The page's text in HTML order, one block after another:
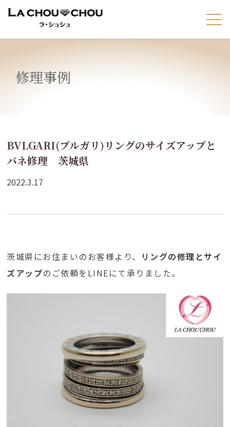
修理事例
BVLGARI(ブルガリ)リングのサイズアップと
バネ修理 茨城県
2022.3.17
茨城県にお住まいのお客様より、
リングの修理とサイ
ズアップのご依頼をLINEにて承りました。